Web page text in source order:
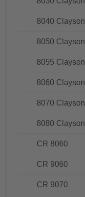
8040 Clayson
8050 Clayson
8055 Clayson
8060 Clayson
8070 Clayson
8080 Clayson
CR 8060
CR 9060
CR 9070